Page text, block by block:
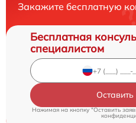
Закажите бесплатную
Бесплатная
специалистом
Нажимая на кнопку "Оставить